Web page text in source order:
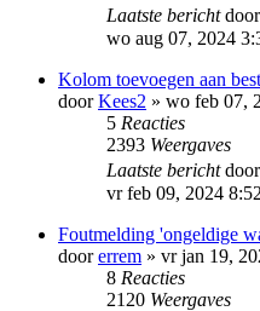
Laatste berichtdoor
wo aug 07, 2024
Kolom toevoegen aan
doorKees2 » wo feb 07,
5 Reacties
2393 Weergaves
Laatste berichtdoor
vr feb 09, 2024
Foutmelding 'ongeldige
doorerrem » vr jan 19,
8 Reacties
2120 Weergaves